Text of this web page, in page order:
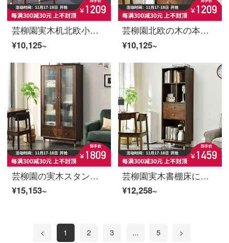
芸柳園実木机北欧小型パソコンデスク引き出し付きデスク現代簡単デスクトップノートパソコンデスク黄銅＋ゴム材【2つの引き出し】胡桃色
¥10,125~
芸柳園北欧の木の本箱の床に置く多機能の雑誌棚のリビングサイドの棚の軽贅沢な収納棚の軽贅沢品【胡桃色】
¥10,125~
芸柳園の実木スタンドはドアと物置棚を持っています。学生は家庭用大容量の部屋に収納棚があります。
¥15,153~
芸柳園実木書棚床にある書棚客間は、現代多機能軽豪華書棚書斎収納棚胡桃色60 cmです。
¥12,258~
< 1 2 3 ... 5 >